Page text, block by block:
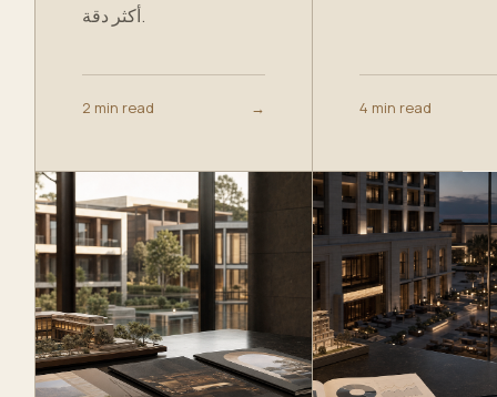
أكثر دقة.
2 min read → 4 min read